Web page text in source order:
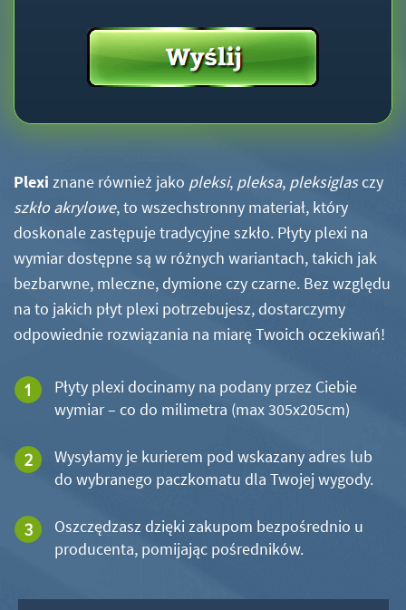
Plexi znane również jako pleksi, pleksa, pleksiglasczy
szkło akrylowe, to wszechstronny materiał, który
doskonale zastępuje tradycyjne szkło. Płyty plexi na
wymiar dostępne są w różnych wariantach, takich jak
bezbarwne, mleczne, dymione czy czarne. Bez względu
na to jakich płyt plexi potrzebujesz, dostarczymy
odpowiednie rozwiązania na miarę Twoich oczekiwań!
Płyty plexi docinamy na podany przez Ciebie
wymiar – co do milimetra (max 305x205cm)
Wysyłamy je kurierem pod wskazany adres lub
do wybranego paczkomatu dla Twojej wygody.
Oszczędzasz dzięki zakupom bezpośrednio u
producenta, pomijając pośredników.